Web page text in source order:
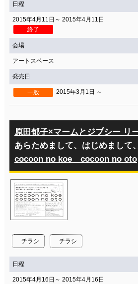
日程
2015年4月11日～ 2015年4月11日
終了
会場
アートスペース
発売日
一般 2015年3月1日 ～
原田郁子×マームとジプシー リ
あらためまして、はじめまして
cocoon no koe cocoon no oto
チラシ チラシ
日程
2015年4月16日～ 2015年4月16日